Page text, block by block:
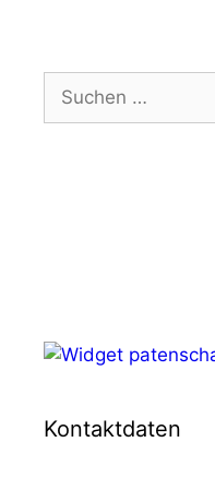
nach:
Kontaktdaten